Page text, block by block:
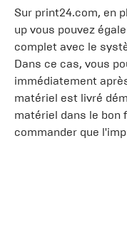
Sur print24.com, en
up vous pouvez
complet avec le
Dans ce cas, vous
immédiatement
matériel est livré
matériel dans le bon
commander que